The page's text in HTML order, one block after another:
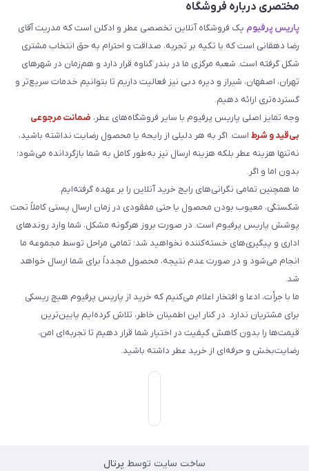
مختصری درباره فروشگاه
پاریس پرفیوم یک فروشگاه آنلاین تخصصی عطر و ادکلن است که مدریت آقای
رضا دهقانی است که با تکیه بر تجربه، صداقت و احترام به حق انتخاب مشتری
شکل گرفته است. شعبه مرکزی ما در بندر گناوه قرار دارد و هم‌زمان در شهرهای
تهران، اصفهان، شیراز و دیره دبی نیز فعالیت داریم تا بتوانیم خدمات سریع‌تر و
گسترده‌تری ارائه دهیم.
وجه تمایز اصلی پاریس پرفیوم با سایر فروشگاه‌های عطر، ضمانت مرجوعی
بی‌قید و شرط است. اگر به هر دلیلی از رایحه یا محصول رضایت نداشته باشید،
نه‌تنها هزینه عطر بلکه هزینه ارسال نیز به‌طور کامل به شما بازگردانده می‌شود؛
بدون اما و اگر.
ما همچنین تمامی نگرانی‌های رایج خرید آنلاین را بر عهده گرفته‌ایم.
شکستگی، معیوب بودن محصول یا حتی مفقودی در زمان ارسال پستی کاملاً تحت
پوشش پاریس پرفیوم است. در صورت بروز هرگونه مشکل، شما وارد روندهای
اداری و پیگیری‌های خسته‌کننده نخواهید شد؛ تمامی مراحل توسط مجموعه ما
انجام می‌شود و در صورت عدم نتیجه، محصول مجدداً برای شما ارسال خواهد
شد.
ما با جرأت، ادعا و افتخار اعلام می‌کنیم که خرید از پاریس پرفیوم هیچ ریسکی
برای مشتریان ندارد. در کنار این اطمینان خاطر، تلاش کرده‌ایم پایین‌ترین
قیمت‌ها را بدون کاهش کیفیت در اختیار شما قرار دهیم تا تجربه‌ای امن،
رضایت‌بخش و حرفه‌ای از خرید عطر داشته باشید.
ساخت سایت توسط پرتال